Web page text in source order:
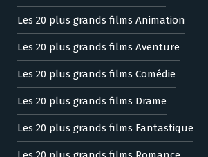
Les 20 plus grands films Animation
Les 20 plus grands films Aventure
Les 20 plus grands films Comédie
Les 20 plus grands films Drame
Les 20 plus grands films Fantastique